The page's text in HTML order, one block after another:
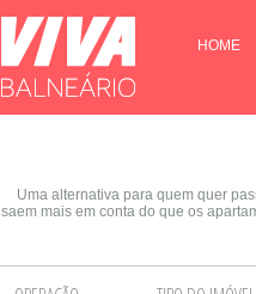
HOME
Uma alternativa para quem quer
saem mais em conta do que os